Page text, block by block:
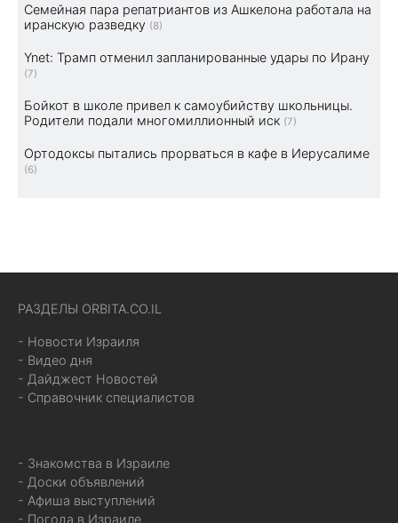
Семейная пара репатриантов из Ашкелона работала на
иранскую разведку (8)
Ynet: Трамп отменил запланированные удары по Ирану
(7)
Бойкот в школе привел к самоубийству школьницы.
Родители подали многомиллионный иск (7)
Ортодоксы пытались прорваться в кафе в Иерусалиме
(6)
РАЗДЕЛЫ ORBITA.CO.IL
- Новости Израиля
- Видео дня
- Дайджест Новостей
- Справочник специалистов
- Знакомства в Израиле
- Доски объявлений
- Афиша выступлений
- Погода в Израиле